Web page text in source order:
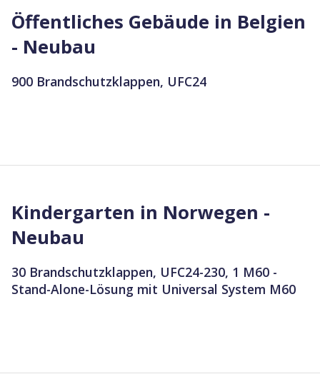
Öffentliches Gebäude in Belgien
- Neubau
900 Brandschutzklappen, UFC24
Kindergarten in Norwegen -
Neubau
30 Brandschutzklappen, UFC24-230, 1 M60 -
Stand-Alone-Lösung mit Universal System M60